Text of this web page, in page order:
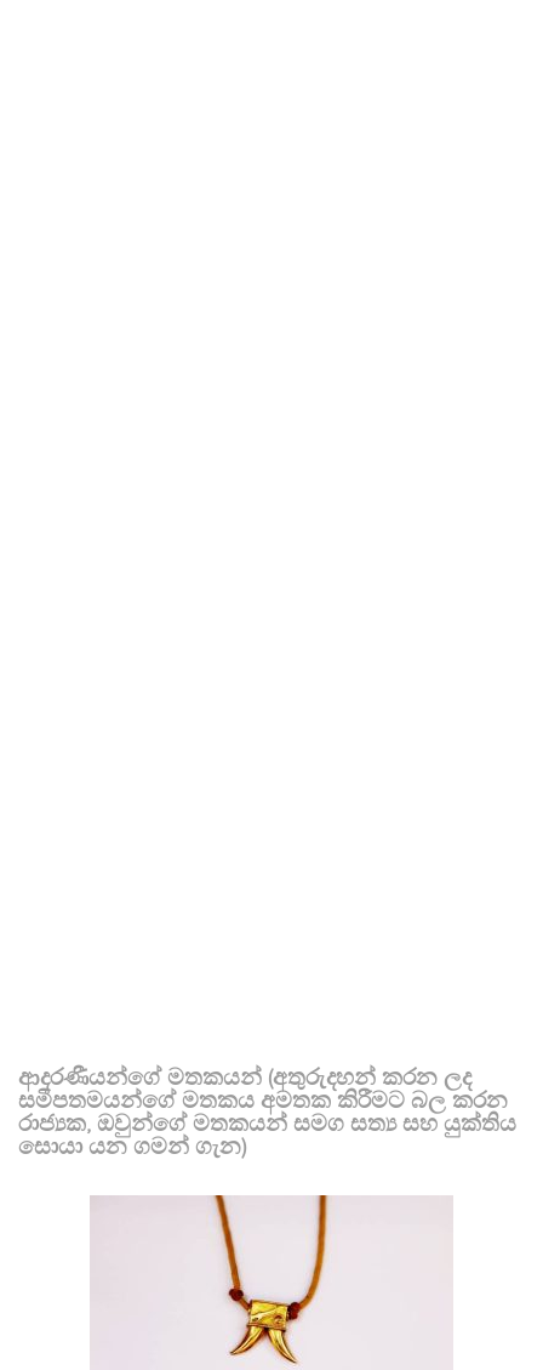
ආදරණීයන්ගේ මතකයන් (අතුරුදහන් කරන ලද
සමීපතමයන්ගේ මතකය අමතක කිරීමට බල කරන
රාජ්‍යක, ඔවුන්ගේ මතකයන් සමග සත්‍ය සහ යුක්තිය
සොයා යන ගමන් ගැන)